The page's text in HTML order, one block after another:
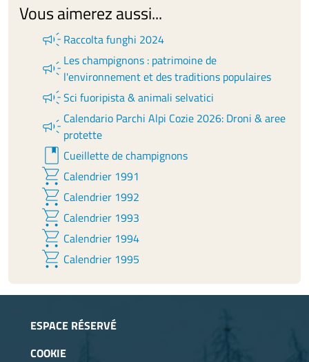
Vous aimerez aussi...
campaign Raccolta funghi 2024
campaign Les champignons : patrimoine de
l'environnement et des traditions populaires
campaignSci fuoripista & animali selvatici
campaign Calendario Parchi Alpi Cozie 2026: Droni & aree
protette
book Cueillette de champignons
shopping_cart Calendrier 1991
shopping_cart Calendrier 1992
shopping_cart Calendrier 1993
shopping_cart Calendrier 1994
shopping_cart Calendrier 1995
ESPACE RÉSERVÉ
COOKIE